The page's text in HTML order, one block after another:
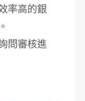
率高的銀
問審核進